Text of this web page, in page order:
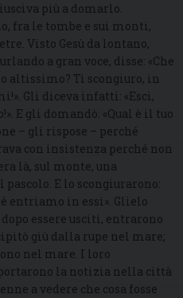
più a domarlo.
fra le tombe e sui monti,
Visto Gesù da lontano,
a gran voce, disse: «Che
altissimo? Ti scongiuro, in
Gli diceva infatti: «Esci,
E gli domandò: «Qual è il tuo
– gli rispose – perché
con insistenza perché non
là, sul monte, una
E lo scongiurarono:
entriamo in essi». Glielo
essere usciti, entrarono
giù dalla rupe nel mare;
nel mare. I loro
la notizia nella città
a vedere che cosa fosse